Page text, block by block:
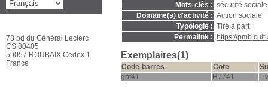
Mots-clés : sécurité sociale
Domaine(s) d'activité : Action sociale
Typologie : Tiré à part
Permalink :
https://
Exemplaires(1)
Code-barres Cote
gpf41
H7741
78 bd du Général Leclerc
CS 80405
59057 ROUBAIX Cedex 1
France